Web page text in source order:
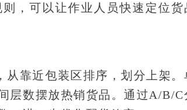
，可以让作业人员快速定位货
靠近包装区排序，划分上架。
层数摆放热销货品。通过A/B/C